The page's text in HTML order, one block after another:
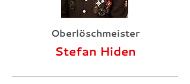
Oberlöschmeister
Stefan Hiden